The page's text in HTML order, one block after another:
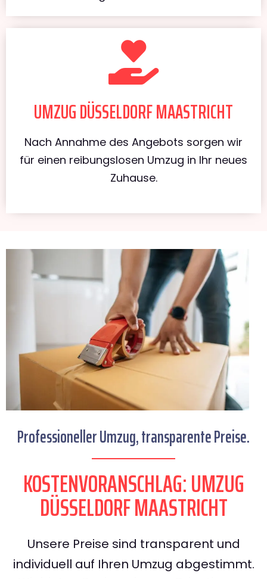
UMZUG DÜSSELDORF MAASTRICHT
Nach Annahme des Angebots sorgen wir
für einen reibungslosen Umzug in Ihr neues
Zuhause.
Professioneller Umzug, transparente Preise.
KOSTENVORANSCHLAG: UMZUG
DÜSSELDORF MAASTRICHT
Unsere Preise sind transparent und
individuell auf Ihren Umzug abgestimmt.